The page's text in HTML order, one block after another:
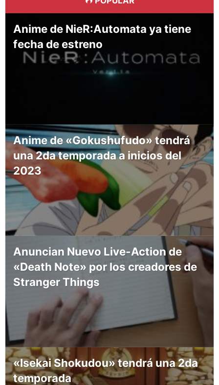
Anime de NieR:Automata ya tiene
fecha de estreno
Anime de «Gokushufudo» tendrá
una 2da temporada a inicios del
2023
Anuncian Nuevo Live-Action de
«Death Note» por los creadores de
Stranger Things
«Isekai Shokudou» tendrá una 2da
temporada